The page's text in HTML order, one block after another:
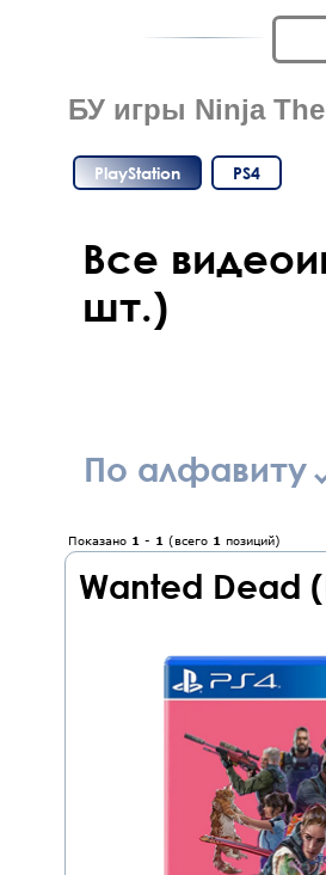
БУ игры Ninja
PlayStation PS4
Все
шт.)
По алфавиту
Показано 1 - 1 (всего 1 позиций)
Wanted Dead